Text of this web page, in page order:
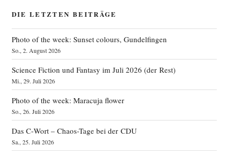
DIE LETZTEN BEITRÄGE
Photo of the week: Sunset colours, Gundelfingen
So., 2. August 2026
Science Fiction und Fantasy im Juli 2026 (der Rest)
Mi., 29. Juli 2026
Photo of the week: Maracuja flower
So., 26. Juli 2026
Das C‑Wort – Chaos-Tage bei der CDU
Sa., 25. Juli 2026